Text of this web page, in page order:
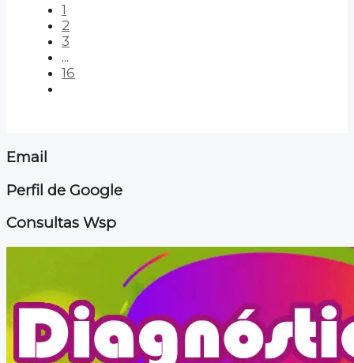
1
2
3
...
16
Email
Perfil de Google
Consultas Wsp